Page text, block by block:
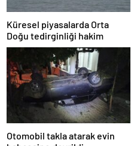
Küresel piyasalarda Orta
Doğu tedirginliği hakim
Otomobil takla atarak evin